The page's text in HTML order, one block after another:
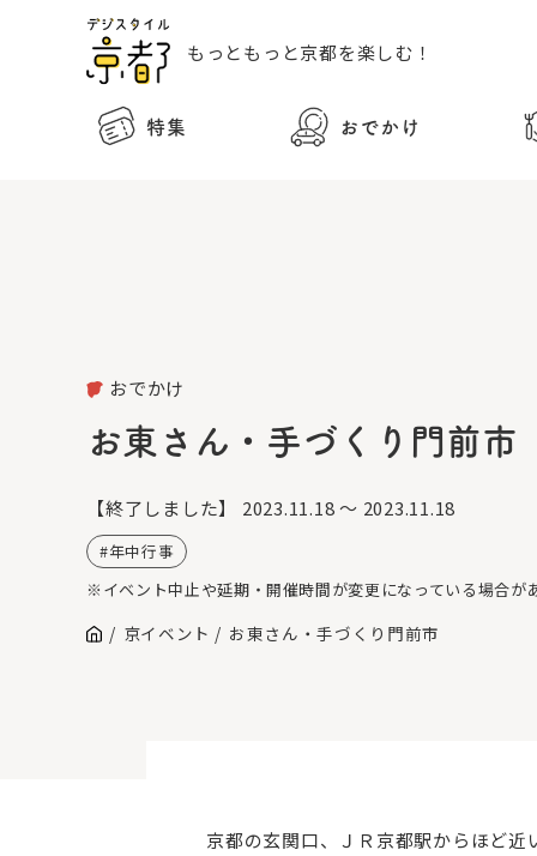
もっともっと京都を楽しむ！
特集 おでかけ
おでかけ
お東さん・手づくり門前市
【終了しました】 2023.11.18 ～ 2023.11.18
年中行事
※イベント中止や延期・開催時間が変更になっている場合
京イベント お東さん・手づくり門前市
京都の玄関口、ＪＲ京都駅からほど